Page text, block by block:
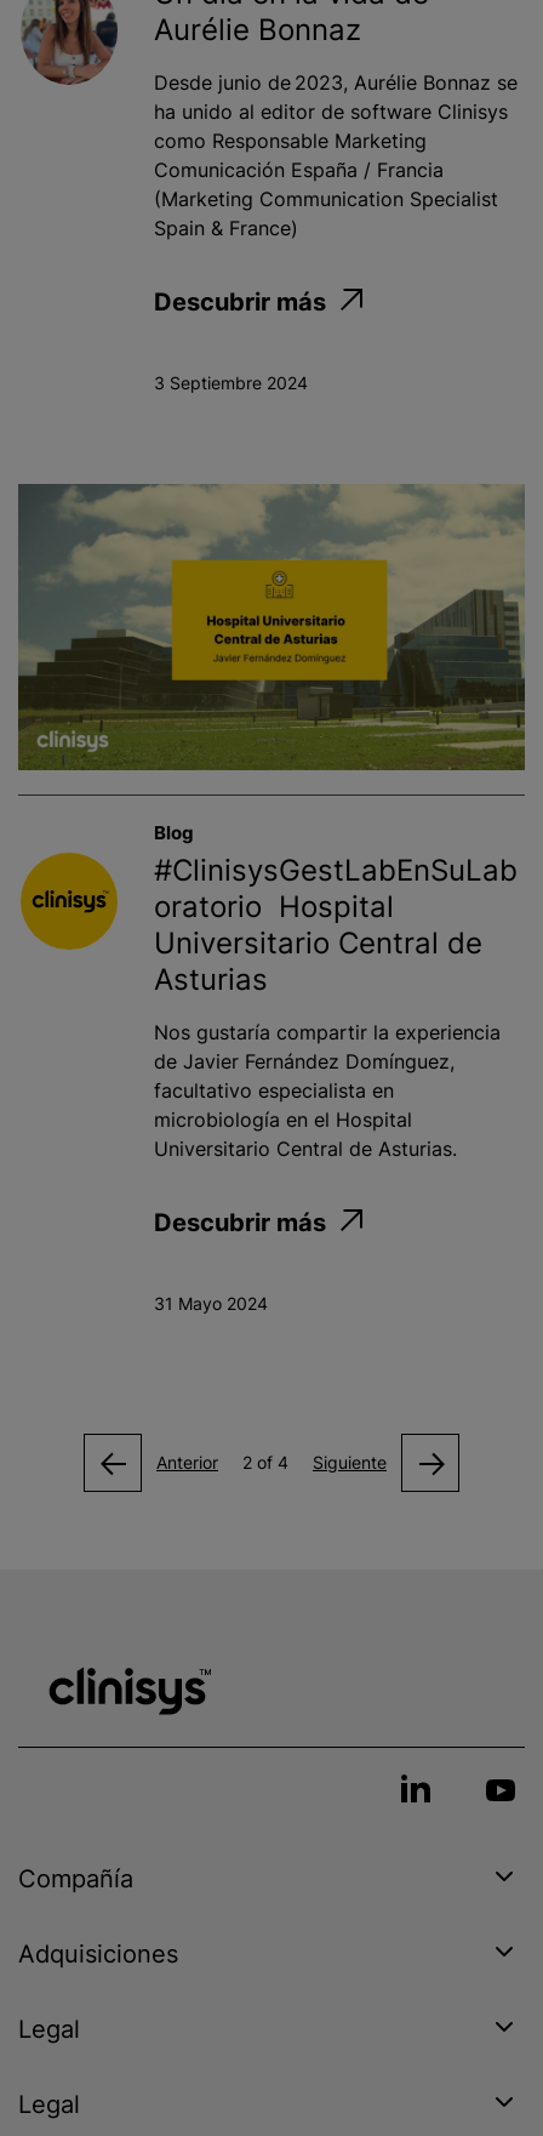
Aurélie Bonnaz
Desde junio de 2023, Aurélie Bonnaz se
ha unido al editor de software Clinisys
como Responsable Marketing
Comunicación España / Francia
(Marketing Communication Specialist
Spain & France)
Descubrir más
3 Septiembre 2024
Blog
#ClinisysGestLabEnSuLab
oratorio Hospital
Universitario Central de
Asturias
Nos gustaría compartir la experiencia
de Javier Fernández Domínguez,
facultativo especialista en
microbiología en el Hospital
Universitario Central de Asturias.
Descubrir más
31 Mayo 2024
Anterior 2 of 4 Siguiente
Compañía
Adquisiciones
Legal
Legal